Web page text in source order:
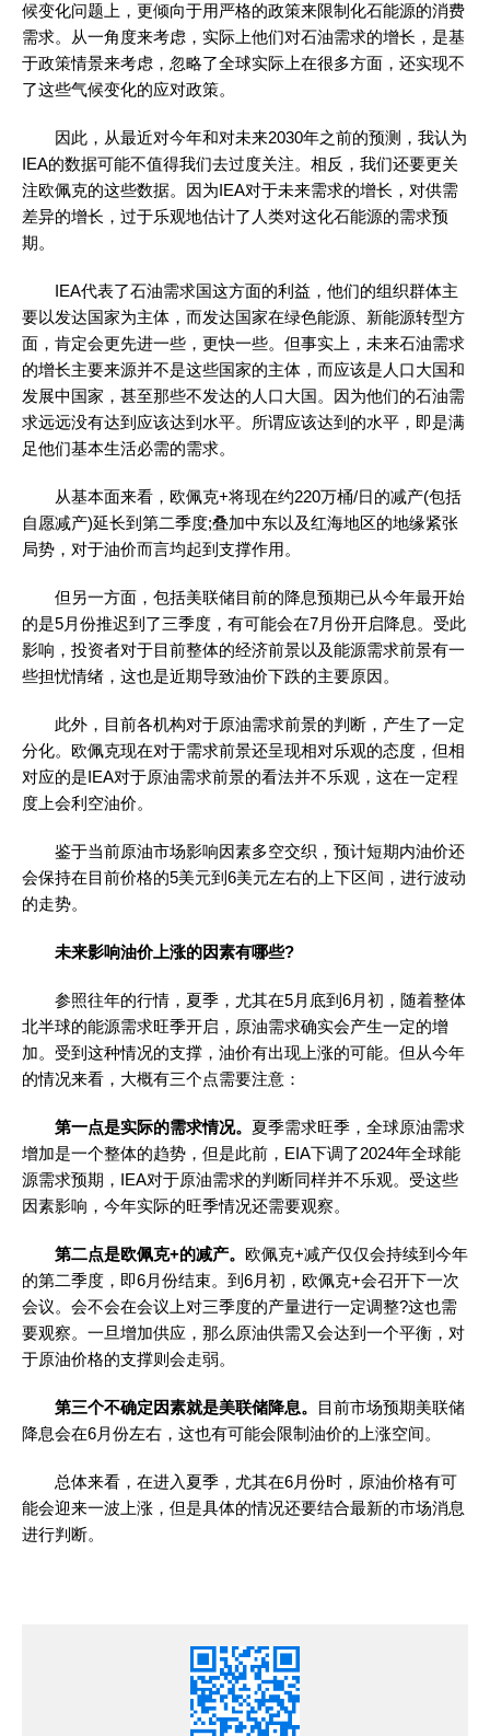
候变化问题上，更倾向于用严格的政策来限制化石能源的消费
需求。从一角度来考虑，实际上他们对石油需求的增长，是基
于政策情景来考虑，忽略了全球实际上在很多方面，还实现不
了这些气候变化的应对政策。
因此，从最近对今年和对未来2030年之前的预测，我认为
IEA的数据可能不值得我们去过度关注。相反，我们还要更关
注欧佩克的这些数据。因为IEA对于未来需求的增长，对供需
差异的增长，过于乐观地估计了人类对这化石能源的需求预
期。
IEA代表了石油需求国这方面的利益，他们的组织群体主
要以发达国家为主体，而发达国家在绿色能源、新能源转型方
面，肯定会更先进一些，更快一些。但事实上，未来石油需求
的增长主要来源并不是这些国家的主体，而应该是人口大国和
发展中国家，甚至那些不发达的人口大国。因为他们的石油需
求远远没有达到应该达到水平。所谓应该达到的水平，即是满
足他们基本生活必需的需求。
从基本面来看，欧佩克+将现在约220万桶/日的减产(包括
自愿减产)延长到第二季度;叠加中东以及红海地区的地缘紧张
局势，对于油价而言均起到支撑作用。
但另一方面，包括美联储目前的降息预期已从今年最开始
的是5月份推迟到了三季度，有可能会在7月份开启降息。受此
影响，投资者对于目前整体的经济前景以及能源需求前景有一
些担忧情绪，这也是近期导致油价下跌的主要原因。
此外，目前各机构对于原油需求前景的判断，产生了一定
分化。欧佩克现在对于需求前景还呈现相对乐观的态度，但相
对应的是IEA对于原油需求前景的看法并不乐观，这在一定程
度上会利空油价。
鉴于当前原油市场影响因素多空交织，预计短期内油价还
会保持在目前价格的5美元到6美元左右的上下区间，进行波动
的走势。
未来影响油价上涨的因素有哪些?
参照往年的行情，夏季，尤其在5月底到6月初，随着整体
北半球的能源需求旺季开启，原油需求确实会产生一定的增
加。受到这种情况的支撑，油价有出现上涨的可能。但从今年
的情况来看，大概有三个点需要注意：
第一点是实际的需求情况。 夏季需求旺季，全球原油需求
增加是一个整体的趋势，但是此前，EIA下调了2024年全球能
源需求预期，IEA对于原油需求的判断同样并不乐观。受这些
因素影响，今年实际的旺季情况还需要观察。
第二点是欧佩克+的减产。 欧佩克+减产仅仅会持续到今年
的第二季度，即6月份结束。到6月初，欧佩克+会召开下一次
会议。会不会在会议上对三季度的产量进行一定调整?这也需
要观察。一旦增加供应，那么原油供需又会达到一个平衡，对
于原油价格的支撑则会走弱。
第三个不确定因素就是美联储降息。
目前市场预期美联储
降息会在6月份左右，这也有可能会限制油价的上涨空间。
总体来看，在进入夏季，尤其在6月份时，原油价格有可
能会迎来一波上涨，但是具体的情况还要结合最新的市场消息
进行判断。